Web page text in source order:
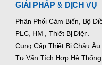
GIẢI PHÁP & DỊCH VỤ
Phân Phối Cảm Biến, Bộ
PLC, HMI, Thiết Bị Điện.
Cung Cấp Thiết Bị Châu Âu
Tư Vấn Tích Hợp Hệ